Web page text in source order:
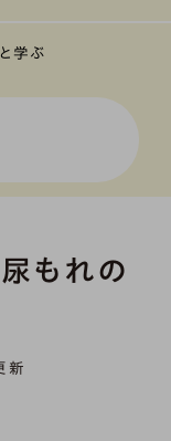
学ぶ
もれの
新